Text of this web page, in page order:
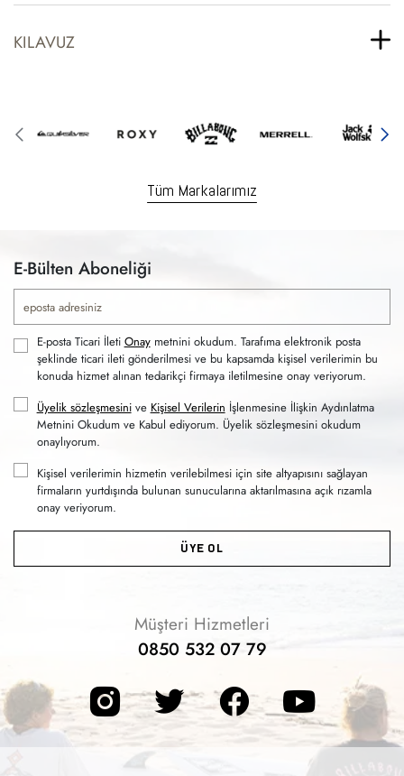
KILAVUZ
Tüm Markalarımız
E-Bülten Aboneliği
E-posta Ticari İleti Onaymetnini okudum. Tarafıma elektronik posta
şeklinde ticari ileti gönderilmesi ve bu kapsamda kişisel verilerimin bu
konuda hizmet alınan tedarikçi firmaya iletilmesine onay veriyorum.
Üyelik sözleşmesinive Kişisel Verilerin İşlenmesine İlişkin Aydınlatma
Metnini Okudum ve Kabul ediyorum. Üyelik sözleşmesini okudum
onaylıyorum.
Kişisel verilerimin hizmetin verilebilmesi için site altyapısını sağlayan
firmaların yurtdışında bulunan sunucularına aktarılmasına açık rızamla
onay veriyorum.
ÜYE OL
Müşteri Hizmetleri
0850 532 07 79